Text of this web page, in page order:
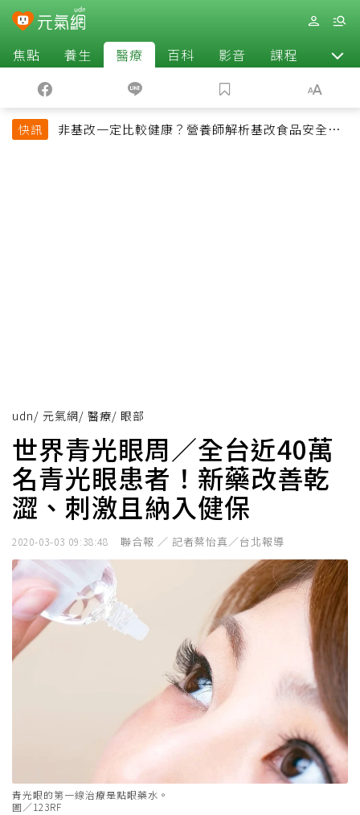
焦點 養生 醫療 百科 影音 課程 退休
快訊
非基改一定比較健康？營養師解析基改食品安全性
udn/ 元氣網/ 醫療/ 眼部
世界青光眼周／全台近40萬
名青光眼患者！新藥改善乾
澀、刺激且納入健保
2020-03-03 09:38:48 聯合報 ／ 記者蔡怡真／台北報導
青光眼的第一線治療是點眼藥水。
圖／123RF